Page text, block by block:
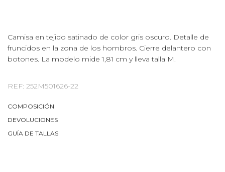
Camisa en tejido satinado de color gris oscuro. Detalle de
fruncidos en la zona de los hombros. Cierre delantero con
botones. La modelo mide 1,81 cm y lleva talla M.
REF: 252M501626-22
COMPOSICIÓN
DEVOLUCIONES
GUÍA DE TALLAS